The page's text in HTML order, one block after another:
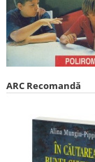
ARC Recomandă